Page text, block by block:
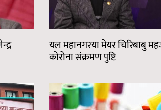
यल महानगरया मेयर चिरिबाबु
कोरोना संक्रमण पुष्टि